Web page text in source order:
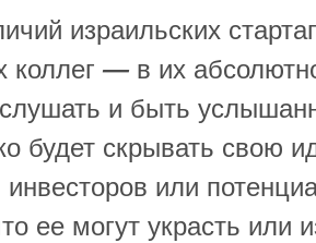
израильских
коллег — в их
слушать и быть
будет скрывать свою
или
ее могут украсть или